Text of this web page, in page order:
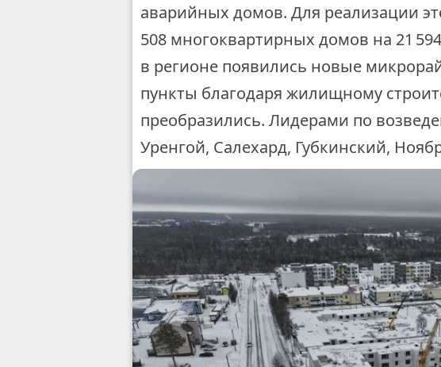
аварийных домов. Для реализации
508 многоквартирных домов на 21
в регионе появились новые
пункты благодаря жилищному
преобразились. Лидерами по
Уренгой, Салехард, Губкинский,